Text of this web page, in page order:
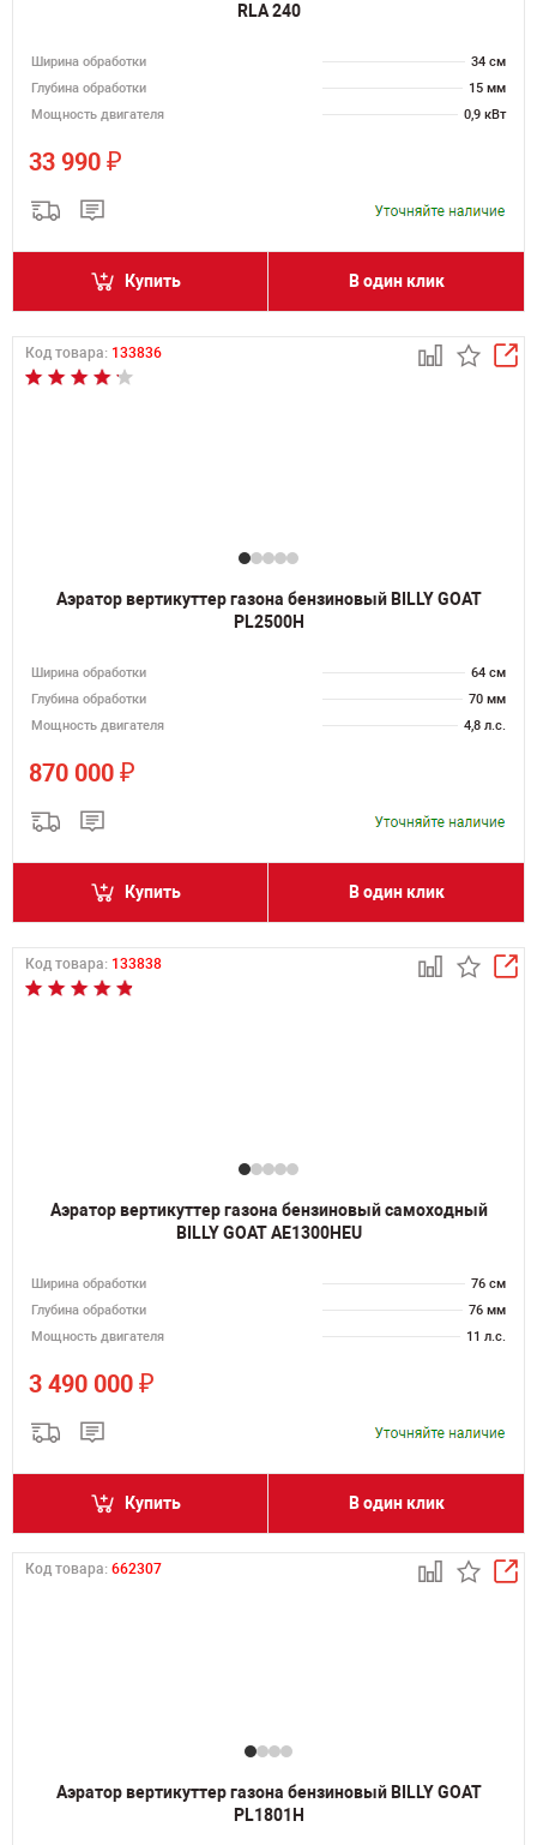
RLA 240
Ширина обработки
34 см
Глубина обработки
15 мм
Мощность двигателя
0,9 кВт
33 990 ₽
Купить В один клик
Код товара: 133836
Аэратор вертикуттер газона бензиновый BILLY GOAT
PL2500H
Ширина обработки
64 см
Глубина обработки
70 мм
Мощность двигателя
4,8 л.с.
870 000 ₽
Купить В один клик
Код товара: 133838
Аэратор вертикуттер газона бензиновый самоходный
BILLY GOAT AE1300HEU
Ширина обработки
76 см
Глубина обработки
76 мм
Мощность двигателя
11 л.с.
3 490 000 ₽
Купить В один клик
Код товара: 662307
Аэратор вертикуттер газона бензиновый BILLY GOAT
PL1801H